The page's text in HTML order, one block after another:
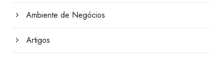
Ambiente de Negócios
Artigos